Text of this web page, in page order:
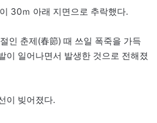
30ｍ 아래 지면으로 추락했다.
인 춘제(春節) 때 쓰일 폭죽을 가득
이 일어나면서 발생한 것으로 전해졌
이 빚어졌다.